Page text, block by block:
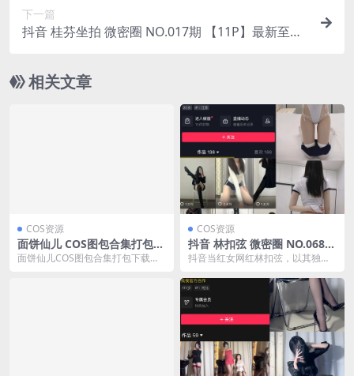
下一篇
抖音 桂芬坐拍 微密圈 NO.017期 【11P】最新至：
相关文章
COS资源
面饼仙儿 COS图包合集打包下
载[135 套][持续更新]
面饼仙儿COS图包合集打包下载目
COS资源
抖音 林扣弦 微密圈 NO.068期
【33P】最新至：2024.9.12
抖音当红女网红林扣弦，以其独特
喜爱。她在抖音上分享...